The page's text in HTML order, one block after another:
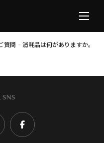
質問 - 消耗品は何がありますか。